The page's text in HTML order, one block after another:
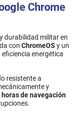
Chrome
durabilidad militar en
con ChromeOS y un
energética
resistente a
y
horas de navegación